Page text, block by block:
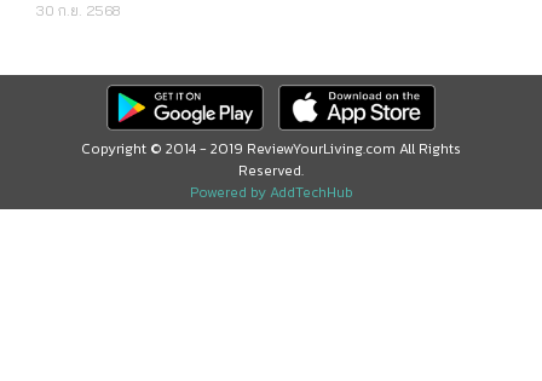
Copyright © 2014 - 2019 ReviewYourLiving.com All Rights
Reserved.
Powered by AddTechHub